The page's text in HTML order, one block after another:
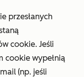
przesłanych
cookie. Jeśli
cookie wypełnią
(np. jeśli